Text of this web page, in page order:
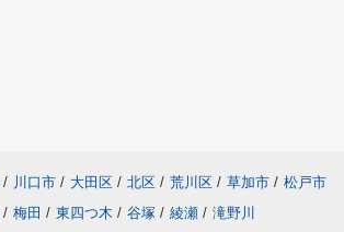
/ 川口市 / 大田区 / 北区 / 荒川区 / 草加市 / 松戸市
/ 梅田 / 東四つ木 / 谷塚 / 綾瀬 / 滝野川